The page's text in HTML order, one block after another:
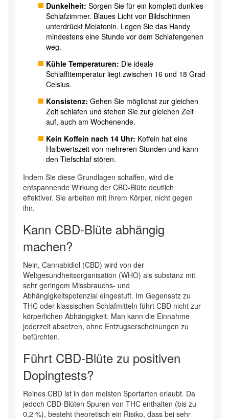
Dunkelheit: Sorgen Sie für ein komplett dunkles
Schlafzimmer. Blaues Licht von Bildschirmen
unterdrückt Melatonin. Legen Sie das Handy
mindestens eine Stunde vor dem Schlafengehen
weg.
Kühle Temperaturen: Die ideale
Schlaffttemperatur liegt zwischen 16 und 18 Grad
Celsius.
Konsistenz: Gehen Sie möglichst zur gleichen
Zeit schlafen und stehen Sie zur gleichen Zeit
auf, auch am Wochenende.
Kein Koffein nach 14 Uhr: Koffein hat eine
Halbwertszeit von mehreren Stunden und kann
den Tiefschlaf stören.
Indem Sie diese Grundlagen schaffen, wird die
entspannende Wirkung der CBD-Blüte deutlich
effektiver. Sie arbeiten mit Ihrem Körper, nicht gegen
ihn.
Kann CBD-Blüte abhängig
machen?
Nein, Cannabidiol (CBD) wird von der
Weltgesundheitsorganisation (WHO) als substanz mit
sehr geringem Missbrauchs- und
Abhängigkeitspotenzial eingestuft. Im Gegensatz zu
THC oder klassischen Schlafmitteln führt CBD nicht zur
körperlichen Abhängigkeit. Man kann die Einnahme
jederzeit absetzen, ohne Entzugserscheinungen zu
befürchten.
Führt CBD-Blüte zu positiven
Dopingtests?
Reines CBD ist in den meisten Sportarten erlaubt. Da
jedoch CBD-Blüten Spuren von THC enthalten (bis zu
0,2 %), besteht theoretisch ein Risiko, dass bei sehr